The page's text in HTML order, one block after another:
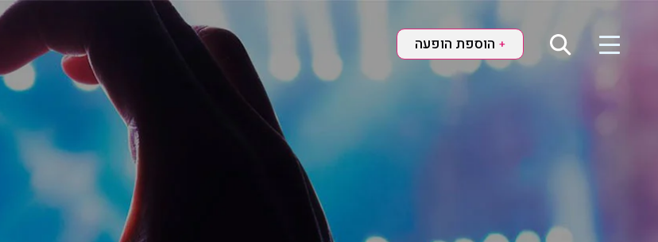
+ הוספת הופעה